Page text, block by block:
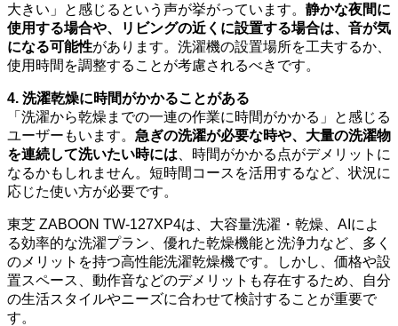
大きい」と感じるという声が挙がっています。 静かな夜間に
使用する場合や、リビングの近くに設置する場合は、音が気
になる可能性があります。洗濯機の設置場所を工夫するか、
使用時間を調整することが考慮されるべきです。
4. 洗濯乾燥に時間がかかることがある
「洗濯から乾燥までの一連の作業に時間がかかる」と感じる
ユーザーもいます。 急ぎの洗濯が必要な時や、大量の洗濯物
を連続して洗いたい時には 、時間がかかる点がデメリットに
なるかもしれません。短時間コースを活用するなど、状況に
応じた使い方が必要です。
東芝 ZABOON TW-127XP4は、大容量洗濯・乾燥、AIによ
る効率的な洗濯プラン、優れた乾燥機能と洗浄力など、多く
のメリットを持つ高性能洗濯乾燥機です。しかし、価格や設
置スペース、動作音などのデメリットも存在するため、自分
の生活スタイルやニーズに合わせて検討することが重要で
す。